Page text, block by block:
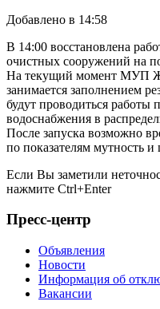
Добавлено в 14:58
В 14:00 восстановлена
очистных сооружений на
На текущий момент МУП
занимается заполнением
будут проводиться работы
водоснабжения в
После запуска возможно
по показателям мутность и
Если Вы заметили
нажмите Ctrl+Enter
Пресс-центр
Объявления
Новости
Информация об
Вакансии